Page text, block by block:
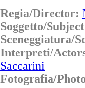
Regia/Director:
Soggetto/
Sceneggiatura/
Interpreti/
Saccarini
Fotografia/